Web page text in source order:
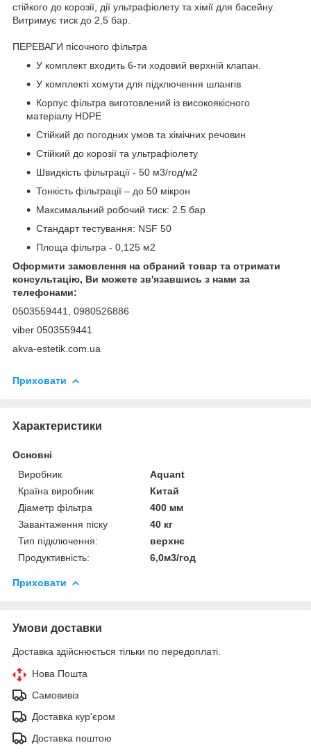
стійкого до корозії, дії ультрафіолету та хімії для басейну.
Витримує тиск до 2,5 бар.
ПЕРЕВАГИ пісочного фільтра
У комплект входить 6-ти ходовий верхній клапан.
У комплекті хомути для підключення шлангів
Корпус фільтра виготовлений із високоякісного
матеріалу HDPE
Стійкий до погодних умов та хімічних речовин
Стійкий до корозії та ультрафіолету
Швидкість фільтрації - 50 м3/год/м2
Тонкість фільтрації – до 50 мікрон
Максимальний робочий тиск: 2.5 бар
Стандарт тестування: NSF 50
Площа фільтра - 0,125 м2
Оформити замовлення на обраний товар та отримати
консультацію, Ви можете зв'язавшись з нами за
телефонами:
0503559441, 0980526886
viber 0503559441
akva-estetik.com.ua
Приховати
Характеристики
Основні
Виробник
Aquant
Країна виробник
Китай
Діаметр фільтра
400 мм
Завантаження піску
40 кг
Тип підключення:
верхнє
Продуктивність:
6,0м3/год
Приховати
Умови доставки
Доставка здійснюється тільки по передоплаті.
Нова Пошта
Самовивіз
Доставка кур'єром
Доставка поштою